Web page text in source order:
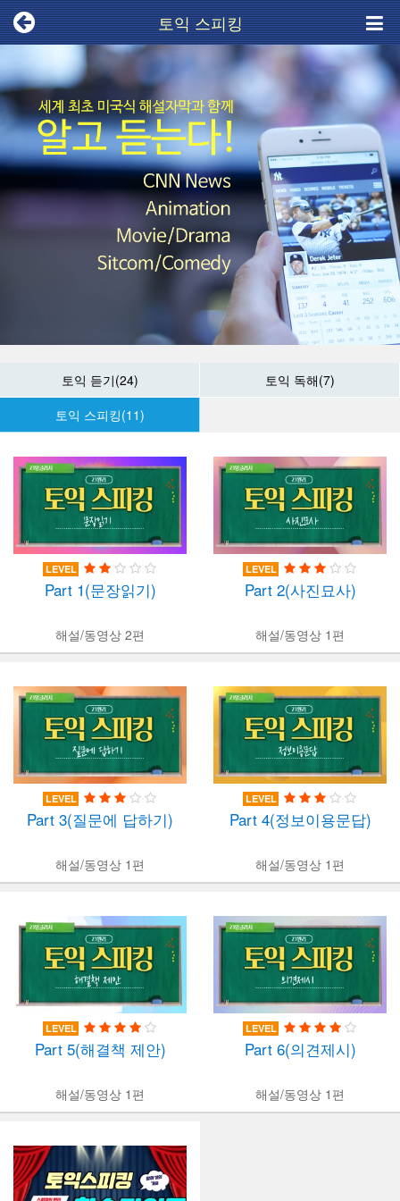
토익 스피킹
토익 듣기(24)
토익 독해(7)
토익 스피킹(11)
LEVEL
Part 1(문장읽기)
해설/동영상 2편
LEVEL
Part 2(사진묘사)
해설/동영상 1편
LEVEL
Part 3(질문에 답하기)
해설/동영상 1편
LEVEL
Part 4(정보이용문답)
해설/동영상 1편
LEVEL
Part 5(해결책 제안)
해설/동영상 1편
LEVEL
Part 6(의견제시)
해설/동영상 1편